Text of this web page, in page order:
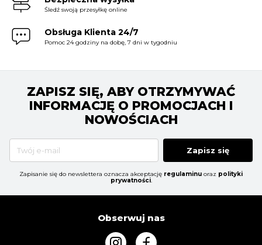
Śledź swoją przesyłkę online
Obsługa Klienta 24/7
Pomoc 24 godziny na dobę, 7 dni w tygodniu
ZAPISZ SIĘ, ABY OTRZYMYWAĆ
INFORMACJĘ O PROMOCJACH I
NOWOŚCIACH
Zapisz się
Zapisanie się do newslettera oznacza akceptację regulaminu oraz polityki
prywatności.
Obserwuj nas